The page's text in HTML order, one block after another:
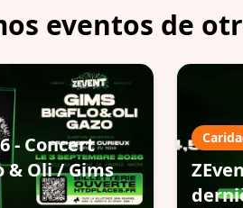
eventos de
- Concert
& Oli / Gims